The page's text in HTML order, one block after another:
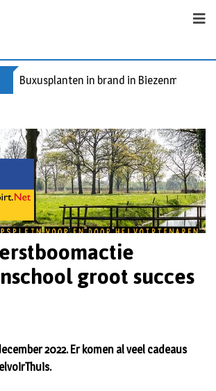
Buxusplanten in brand in Biezenmortel,
groot succes
2022. Er komen al veel cadeaus